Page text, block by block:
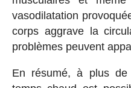
vasodilatation
corps aggrave la
problèmes peuvent
En résumé, à plus